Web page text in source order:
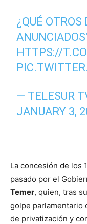
¿QUÉ OTROS
HTTPS://
— TELESUR
JANUARY 3,
La concesión de los
pasado por el
Temer, quien, tras
golpe parlamentario
de privatización y